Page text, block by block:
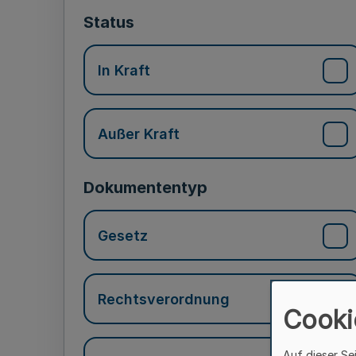
Status
In Kraft
Außer Kraft
Dokumententyp
Gesetz
Rechtsverordnung